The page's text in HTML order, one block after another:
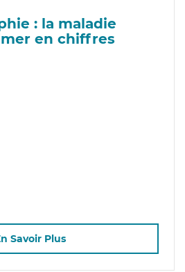
: la maladie
en chiffres
Savoir Plus